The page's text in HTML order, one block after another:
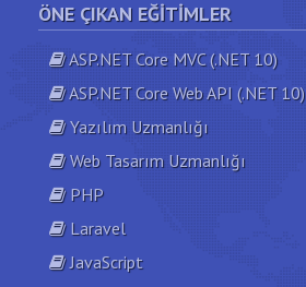
ÖNE ÇIKAN EĞITIMLER
ASP.NET Core MVC (.NET 10)
ASP.NET Core Web API (.NET 10)
Yazılım Uzmanlığı
Web Tasarım Uzmanlığı
PHP
Laravel
JavaScript